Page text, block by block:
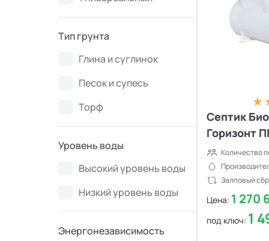
Тип грунта
Глина и суглинок
Песок и супесь
Торф
Уровень воды
Высокий уровень воды
Низкий уровень воды
Энергонезависимость
Септик
Горизонт
Количество
Залповый
Цена: 1 270
под ключ: 1